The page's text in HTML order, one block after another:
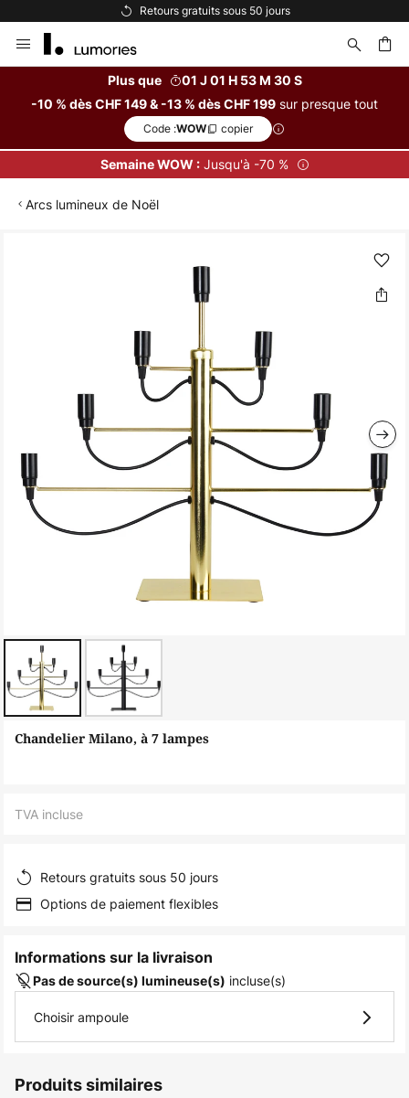
Retours gratuits sous 50 jours
Allez
au
Plus que
01 J 01 H 53 M 30 S
-10 % dès CHF 149 & -13 % dès CHF 199 sur presque tout
Code :WOW copier
Semaine WOW :Jusqu'à -70 %
Arcs lumineux de Noël
Skip
images
gallery
Chandelier Milano, à 7 lampes
TVA incluse
Retours gratuits sous 50 jours
Options de paiement flexibles
Informations sur la livraison
Pas de source(s) lumineuse(s) incluse(s)
Choisir ampoule
Produits similaires